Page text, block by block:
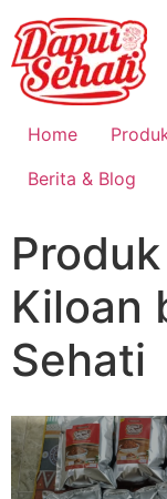
Home
Berita & Blog
Kiloan
Sehati